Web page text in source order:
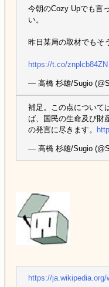
今朝のCozy Upでも言
い。
昨日某局の取材でも
https://t.co/znplcb84ZN
— 高橋 杉雄/Sugio
補足。この点について
ば、国民の生命及び財
の発言に尽きます。
— 高橋 杉雄/Sugio
https://